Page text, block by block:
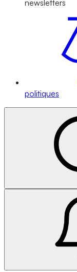
newsletters
politiques